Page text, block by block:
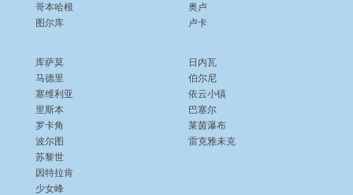
哥本哈根
图尔库
奥卢
卢卡
库萨莫
马德里
塞维利亚
里斯本
罗卡角
波尔图
苏黎世
因特拉肯
少女峰
日内瓦
伯尔尼
依云小镇
巴塞尔
莱茵瀑布
雷克雅未克